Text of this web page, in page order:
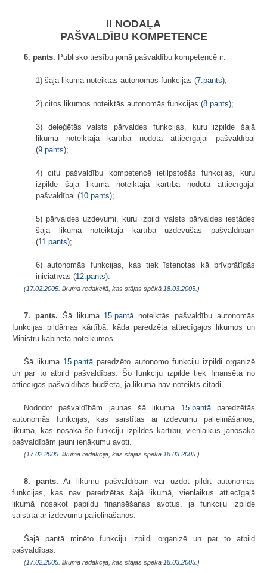
II NODAĻA
PAŠVALDĪBU KOMPETENCE
6. pants. Publisko tiesību jomā pašvaldību kompetencē ir:
1) šajā likumā noteiktās autonomās funkcijas (7.pants);
2) citos likumos noteiktās autonomās funkcijas (8.pants);
3) deleģētās valsts pārvaldes funkcijas, kuru izpilde šajā
likumā noteiktajā kārtībā nodota attiecīgajai pašvaldībai
(9.pants);
4) citu pašvaldību kompetencē ietilpstošās funkcijas, kuru
izpilde šajā likumā noteiktajā kārtībā nodota attiecīgajai
pašvaldībai (10.pants);
5) pārvaldes uzdevumi, kuru izpildi valsts pārvaldes iestādes
šajā likumā noteiktajā kārtībā uzdevušas pašvaldībām
(11.pants);
6) autonomās funkcijas, kas tiek īstenotas kā brīvprātīgās
iniciatīvas (12.pants).
(17.02.2005. likuma redakcijā, kas stājas spēkā 18.03.2005.)
7. pants. Šā likuma 15.pantānoteiktās pašvaldību autonomās
funkcijas pildāmas kārtībā, kāda paredzēta attiecīgajos likumos un
Ministru kabineta noteikumos.
Šā likuma 15.pantāparedzēto autonomo funkciju izpildi organizē
un par to atbild pašvaldības. Šo funkciju izpilde tiek finansēta no
attiecīgās pašvaldības budžeta, ja likumā nav noteikts citādi.
Nododot pašvaldībām jaunas šā likuma 15.pantāparedzētās
autonomās funkcijas, kas saistītas ar izdevumu palielināšanos,
likumā, kas nosaka šo funkciju izpildes kārtību, vienlaikus jānosaka
pašvaldībām jauni ienākumu avoti.
(17.02.2005. likuma redakcijā, kas stājas spēkā 18.03.2005.)
8. pants. Ar likumu pašvaldībām var uzdot pildīt autonomās
funkcijas, kas nav paredzētas šajā likumā, vienlaikus attiecīgajā
likumā nosakot papildu finansēšanas avotus, ja funkciju izpilde
saistīta ar izdevumu palielināšanos.
Šajā pantā minēto funkciju izpildi organizē un par to atbild
pašvaldības.
(17.02.2005. likuma redakcijā, kas stājas spēkā 18.03.2005.)